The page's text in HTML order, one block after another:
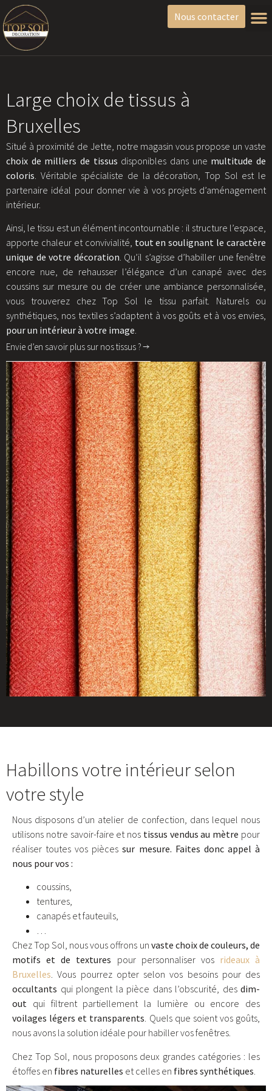
Nous contacter
Large choix de tissus à
Bruxelles
Situé à proximité de Jette, notre magasin vous propose un vaste
choix de milliers de tissus disponibles dans une multitude de
coloris. Véritable spécialiste de la décoration, Top Sol est le
partenaire idéal pour donner vie à vos projets d’aménagement
intérieur.
Ainsi, le tissu est un élément incontournable : il structure l’espace,
apporte chaleur et convivialité, tout en soulignant le caractère
unique de votre décoration. Qu’il s’agisse d’habiller une fenêtre
encore nue, de rehausser l’élégance d’un canapé avec des
coussins sur mesure ou de créer une ambiance personnalisée,
vous trouverez chez Top Sol le tissu parfait. Naturels ou
synthétiques, nos textiles s’adaptent à vos goûts et à vos envies,
pour un intérieur à votre image.
Envie d’en savoir plus sur nos tissus ?
Habillons votre intérieur selon
votre style
Nous disposons d’un atelier de confection, dans lequel nous
utilisons notre savoir-faire et nos tissus vendus au mètre pour
réaliser toutes vos piècessur mesure. Faites donc appel à
nous pour vos :
coussins,
tentures,
canapés et fauteuils,
…
Chez Top Sol, nous vous offrons un vaste choix de couleurs, de
motifs et de textures pour personnaliser vos rideaux à
Bruxelles. Vous pourrez opter selon vos besoins pour des
occultants qui plongent la pièce dans l’obscurité, des dim-
out qui filtrent partiellement la lumière ou encore des
voilages légers et transparents. Quels que soient vos goûts,
nous avons la solution idéale pour habiller vos fenêtres.
Chez Top Sol, nous proposons deux grandes catégories : les
étoffes en fibres naturelles et celles en fibres synthétiques